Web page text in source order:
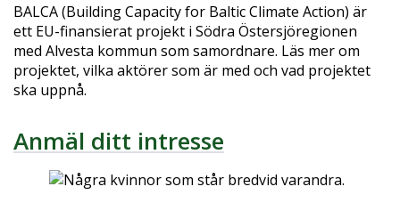
BALCA (Building Capacity for Baltic Climate Action) är
ett EU-finansierat projekt i Södra Östersjöregionen
med Alvesta kommun som samordnare. Läs mer om
projektet, vilka aktörer som är med och vad projektet
ska uppnå.
Anmäl ditt intresse